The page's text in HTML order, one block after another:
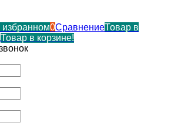
избранном0СравнениеТовар в
Товар в корзине!